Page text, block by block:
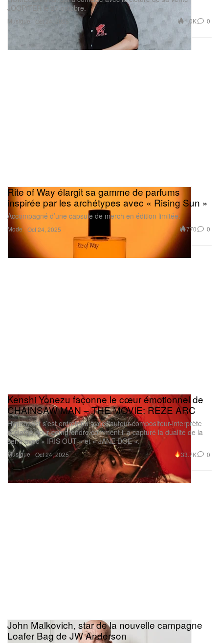
Musique
JOOPITER le 27 octobre.
Oct 24, 2025 1.0K 0
Mode
Rite of Way élargit sa gamme de parfums
inspirée par les archétypes avec « Rising Sun »
Accompagné d’une capsule de merch en édition limitée.
Oct 24, 2025 770 0
Musique
Kenshi Yonezu façonne le cœur émotionnel de
CHAINSAW MAN – THE MOVIE: REZE ARC
Hypebeast s’est entretenu avec l’auteur-compositeur-interprète
acclamé pour comprendre comment il a capturé la dualité de la
série avec « IRIS OUT » et « JANE DOE ».
Oct 24, 2025 33.7K 0
John Malkovich, star de la nouvelle campagne
Loafer Bag de JW Anderson